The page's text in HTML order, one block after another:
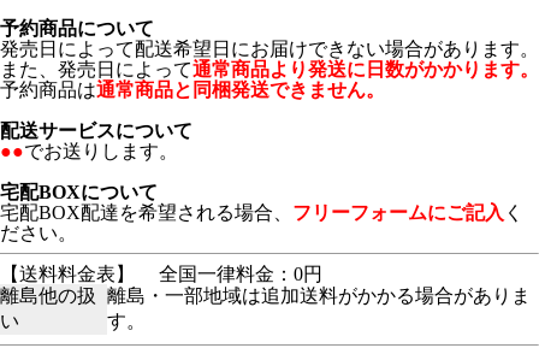
予約商品について
発売日によって配送希望日にお届けできない場合があります。
また、発売日によって通常商品より発送に日数がかかります。
予約商品は通常商品と同梱発送できません。
配送サービスについて
●●でお送りします。
宅配BOXについて
宅配BOX配達を希望される場合、 フリーフォームにご記入 く
ださい。
【送料料金表】
全国一律料金：0円
離島他の扱
い
離島・一部地域は追加送料がかかる場合がありま
す。